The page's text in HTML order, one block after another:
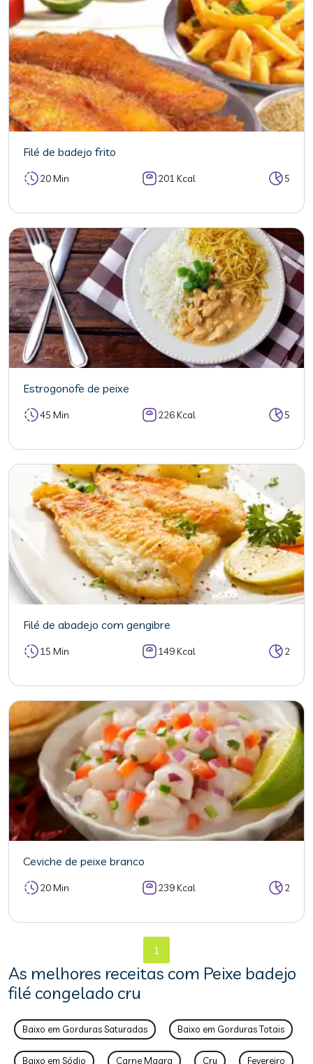
Filé de badejo frito
20 Min 201 Kcal 5
Estrogonofe de peixe
45 Min 226 Kcal 5
Filé de abadejo com gengibre
15 Min 149 Kcal 2
Ceviche de peixe branco
20 Min 239 Kcal 2
1
As melhores receitas com Peixe badejo
filé congelado cru
Baixo em Gorduras Saturadas Baixo em Gorduras Totais
Baixo em Sódio Carne Magra Cru Fevereiro